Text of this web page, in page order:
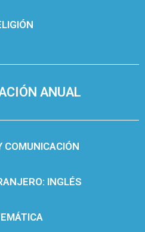
ANUAL
COMUNICACIÓN
INGLÉS